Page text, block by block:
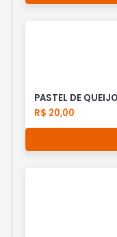
PASTEL DE
R$ 20,00